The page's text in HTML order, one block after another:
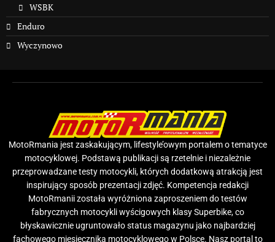
WSBK
Enduro
Wyczynowo
MotoRmania jest zaskakującym, lifestyle’owym portalem o tematyce
motocyklowej. Podstawą publikacji są rzetelnie i niezależnie
przeprowadzane testy motocykli, których dodatkową atrakcją jest
inspirujący sposób prezentacji zdjęć. Kompetencja redakcji
MotoRmanii została wyróżniona zaproszeniem do testów
fabrycznych motocykli wyścigowych klasy Superbike, co
błyskawicznie ugruntowało status magazynu jako najbardziej
fachowego miesięcznika motocyklowego w Polsce. Nasz portal to